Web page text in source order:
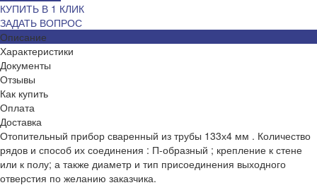
КУПИТЬ В 1 КЛИК
ЗАДАТЬ ВОПРОС
Описание
Характеристики
Документы
Отзывы
Как купить
Оплата
Доставка
Отопительный прибор сваренный из трубы 133х4 мм . Количество
рядов и способ их соединения : П-образный ; крепление к стене
или к полу; а также диаметр и тип присоединения выходного
отверстия по желанию заказчика.